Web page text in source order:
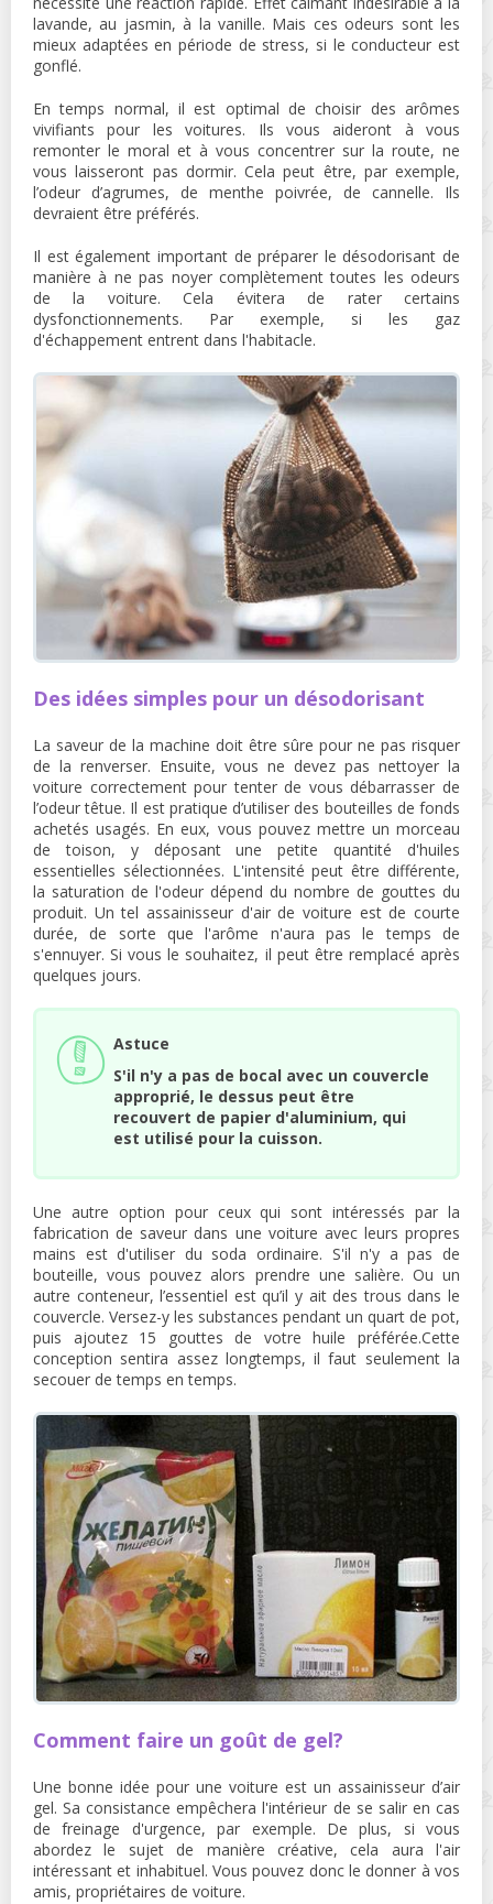
lavande, au jasmin, à la vanille. Mais ces odeurs sont les
mieux adaptées en période de stress, si le conducteur est
gonflé.
En temps normal, il est optimal de choisir des arômes
vivifiants pour les voitures. Ils vous aideront à vous
remonter le moral et à vous concentrer sur la route, ne
vous laisseront pas dormir. Cela peut être, par exemple,
l’odeur d’agrumes, de menthe poivrée, de cannelle. Ils
devraient être préférés.
Il est également important de préparer le désodorisant de
manière à ne pas noyer complètement toutes les odeurs
de la voiture. Cela évitera de rater certains
dysfonctionnements. Par exemple, si les gaz
d'échappement entrent dans l'habitacle.
Des idées simples pour un désodorisant
La saveur de la machine doit être sûre pour ne pas risquer
de la renverser. Ensuite, vous ne devez pas nettoyer la
voiture correctement pour tenter de vous débarrasser de
l’odeur têtue. Il est pratique d’utiliser des bouteilles de fonds
achetés usagés. En eux, vous pouvez mettre un morceau
de toison, y déposant une petite quantité d'huiles
essentielles sélectionnées. L'intensité peut être différente,
la saturation de l'odeur dépend du nombre de gouttes du
produit. Un tel assainisseur d'air de voiture est de courte
durée, de sorte que l'arôme n'aura pas le temps de
s'ennuyer. Si vous le souhaitez, il peut être remplacé après
quelques jours.
Astuce
S'il n'y a pas de bocal avec un couvercle
approprié, le dessus peut être
recouvert de papier d'aluminium, qui
est utilisé pour la cuisson.
Une autre option pour ceux qui sont intéressés par la
fabrication de saveur dans une voiture avec leurs propres
mains est d'utiliser du soda ordinaire. S'il n'y a pas de
bouteille, vous pouvez alors prendre une salière. Ou un
autre conteneur, l’essentiel est qu’il y ait des trous dans le
couvercle. Versez-y les substances pendant un quart de pot,
puis ajoutez 15 gouttes de votre huile préférée.Cette
conception sentira assez longtemps, il faut seulement la
secouer de temps en temps.
Comment faire un goût de gel?
Une bonne idée pour une voiture est un assainisseur d’air
gel. Sa consistance empêchera l'intérieur de se salir en cas
de freinage d'urgence, par exemple. De plus, si vous
abordez le sujet de manière créative, cela aura l'air
intéressant et inhabituel. Vous pouvez donc le donner à vos
amis, propriétaires de voiture.